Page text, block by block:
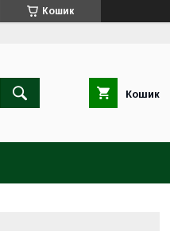
Кошик
Кошик